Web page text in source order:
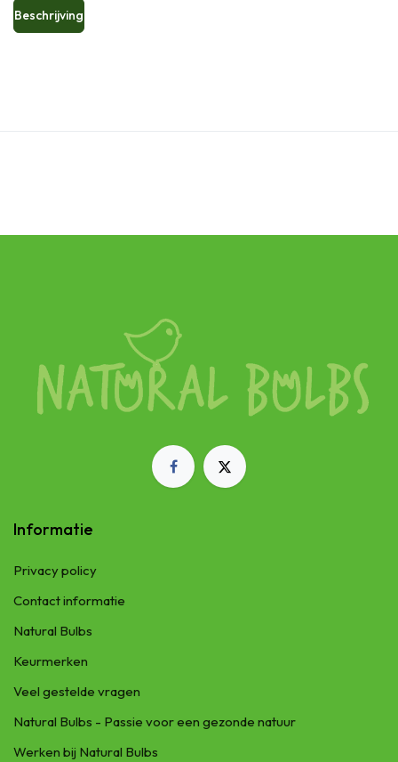
Beschrijving
Informatie
Privacy policy
Contact informatie
Natural Bulbs
Keurmerken
Veel gestelde vragen
Natural Bulbs - Passie voor een gezonde natuur
Werken bij Natural Bulbs